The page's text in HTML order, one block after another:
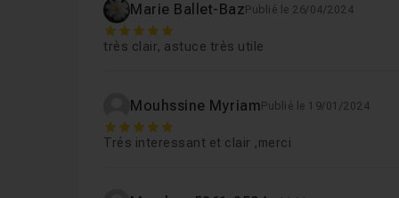
Marie Ballet-Baz Publié le 26/04/2024
5
très clair, astuce très utile
Mouhssine Myriam Publié le 19/01/2024
5
Trés interessant et clair ,merci